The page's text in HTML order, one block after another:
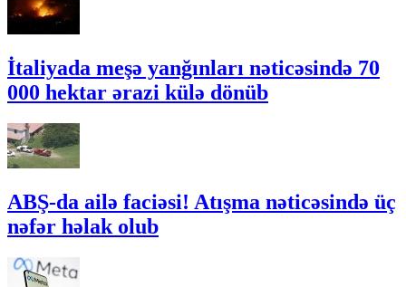
İtaliyada meşə yanğınları nəticəsində 70
000 hektar ərazi külə dönüb
ABŞ-da ailə faciəsi! Atışma nəticəsində üç
nəfər həlak olub